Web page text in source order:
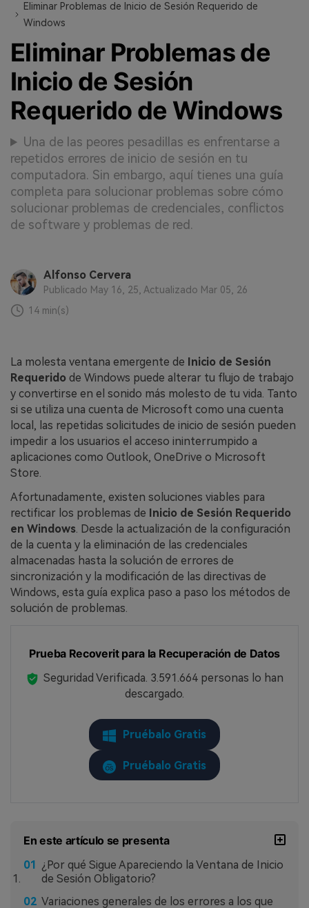
Eliminar Problemas de Inicio de Sesión Requerido de
Windows
Eliminar Problemas de
Inicio de Sesión
Requerido de Windows
Una de las peores pesadillas es enfrentarse a
repetidos errores de inicio de sesión en tu
computadora. Sin embargo, aquí tienes una guía
completa para solucionar problemas sobre cómo
solucionar problemas de credenciales, conflictos
de software y problemas de red.
Alfonso Cervera
Publicado May 16, 25, Actualizado Mar 05, 26
14 min(s)
La molesta ventana emergente de Inicio de Sesión
Requerido de Windows puede alterar tu flujo de trabajo
y convertirse en el sonido más molesto de tu vida. Tanto
si se utiliza una cuenta de Microsoft como una cuenta
local, las repetidas solicitudes de inicio de sesión pueden
impedir a los usuarios el acceso ininterrumpido a
aplicaciones como Outlook, OneDrive o Microsoft
Store.
Afortunadamente, existen soluciones viables para
rectificar los problemas de Inicio de Sesión Requerido
en Windows. Desde la actualización de la configuración
de la cuenta y la eliminación de las credenciales
almacenadas hasta la solución de errores de
sincronización y la modificación de las directivas de
Windows, esta guía explica paso a paso los métodos de
solución de problemas.
Prueba Recoverit para la Recuperación de Datos
Seguridad Verificada. 3.591.664 personas lo han
descargado.
Pruébalo Gratis
Pruébalo Gratis
En este artículo se presenta
¿Por qué Sigue Apareciendo la Ventana de Inicio
de Sesión Obligatorio?
Variaciones generales de los errores a los que